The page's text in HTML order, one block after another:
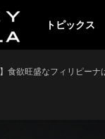
レ
トピックス
食欲旺盛なフィリピーナ